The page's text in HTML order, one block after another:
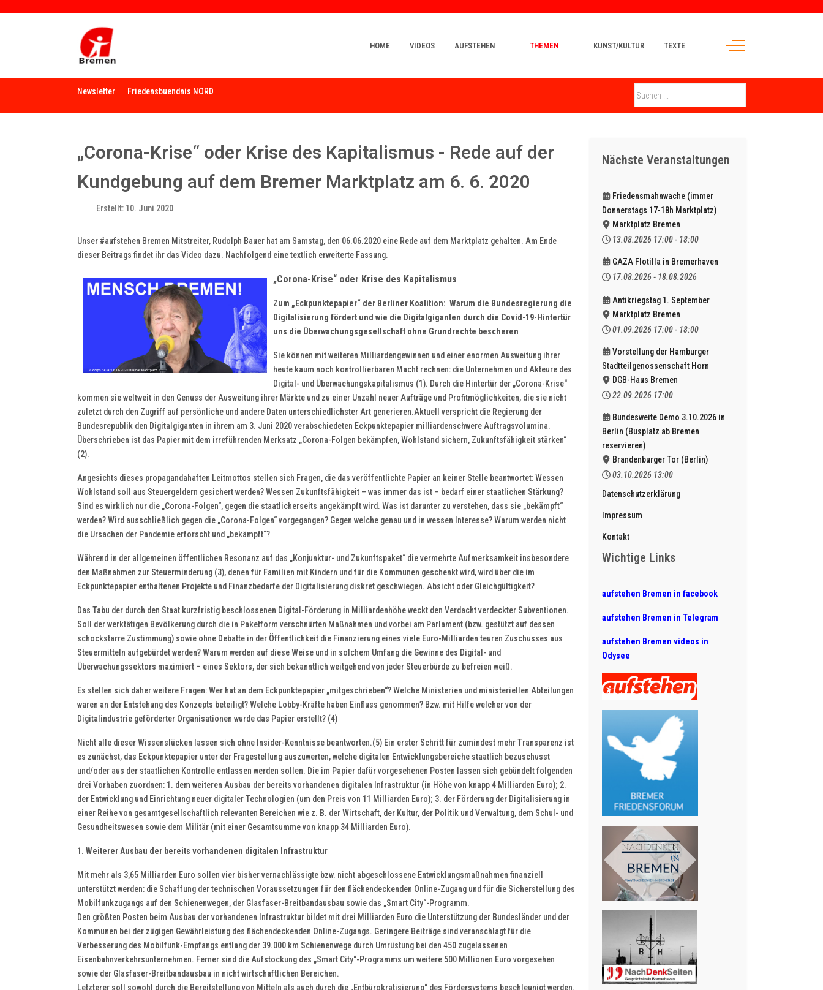
HOME VIDEOS AUFSTEHEN THEMEN KUNST/KULTUR TEXTE Off-Canvas Toggle
Newsletter Friedensbuendnis NORD
„Corona-Krise“ oder Krise des Kapitalismus - Rede auf der
Kundgebung auf dem Bremer Marktplatz am 6. 6. 2020
Erstellt: 10. Juni 2020
Unser #aufstehen Bremen Mitstreiter, Rudolph Bauer hat am Samstag, den 06.06.2020 eine Rede auf dem Marktplatz gehalten. Am Ende
dieser Beitrags findet ihr das Video dazu. Nachfolgend eine textlich erweiterte Fassung.
„Corona-Krise“ oder Krise des Kapitalismus
Zum „Eckpunktepapier“ der Berliner Koalition: Warum die Bundesregierung die
Digitalisierung fördert und wie die Digitalgiganten durch die Covid-19-Hintertür
uns die Überwachungsgesellschaft ohne Grundrechte bescheren
Sie können mit weiteren Milliardengewinnen und einer enormen Ausweitung ihrer
heute kaum noch kontrollierbaren Macht rechnen: die Unternehmen und Akteure des
Digital- und Überwachungskapitalismus (1). Durch die Hintertür der „Corona-Krise“
kommen sie weltweit in den Genuss der Ausweitung ihrer Märkte und zu einer Unzahl neuer Aufträge und Profitmöglichkeiten, die sie nicht
zuletzt durch den Zugriff auf persönliche und andere Daten unterschiedlichster Art generieren.Aktuell verspricht die Regierung der
Bundesrepublik den Digitalgiganten in ihrem am 3. Juni 2020 verabschiedeten Eckpunktepapier milliardenschwere Auftragsvolumina.
Überschrieben ist das Papier mit dem irreführenden Merksatz „Corona-Folgen bekämpfen, Wohlstand sichern, Zukunftsfähigkeit stärken“
(2).
Angesichts dieses propagandahaften Leitmottos stellen sich Fragen, die das veröffentlichte Papier an keiner Stelle beantwortet: Wessen
Wohlstand soll aus Steuergeldern gesichert werden? Wessen Zukunftsfähigkeit – was immer das ist – bedarf einer staatlichen Stärkung?
Sind es wirklich nur die „Corona-Folgen“, gegen die staatlicherseits angekämpft wird. Was ist darunter zu verstehen, dass sie „bekämpft“
werden? Wird ausschließlich gegen die „Corona-Folgen“ vorgegangen? Gegen welche genau und in wessen Interesse? Warum werden nicht
die Ursachen der Pandemie erforscht und „bekämpft“?
Während in der allgemeinen öffentlichen Resonanz auf das „Konjunktur- und Zukunftspaket“ die vermehrte Aufmerksamkeit insbesondere
den Maßnahmen zur Steuerminderung (3), denen für Familien mit Kindern und für die Kommunen geschenkt wird, wird über die im
Eckpunktepapier enthaltenen Projekte und Finanzbedarfe der Digitalisierung diskret geschwiegen. Absicht oder Gleichgültigkeit?
Das Tabu der durch den Staat kurzfristig beschlossenen Digital-Förderung in Milliardenhöhe weckt den Verdacht verdeckter Subventionen.
Soll der werktätigen Bevölkerung durch die in Paketform verschnürten Maßnahmen und vorbei am Parlament (bzw. gestützt auf dessen
schockstarre Zustimmung) sowie ohne Debatte in der Öffentlichkeit die Finanzierung eines viele Euro-Milliarden teuren Zuschusses aus
Steuermitteln aufgebürdet werden? Warum werden auf diese Weise und in solchem Umfang die Gewinne des Digital- und
Überwachungssektors maximiert – eines Sektors, der sich bekanntlich weitgehend von jeder Steuerbürde zu befreien weiß.
Es stellen sich daher weitere Fragen: Wer hat an dem Eckpunktepapier „mitgeschrieben“? Welche Ministerien und ministeriellen Abteilungen
waren an der Entstehung des Konzepts beteiligt? Welche Lobby-Kräfte haben Einfluss genommen? Bzw. mit Hilfe welcher von der
Digitalindustrie geförderter Organisationen wurde das Papier erstellt? (4)
Nicht alle dieser Wissenslücken lassen sich ohne Insider-Kenntnisse beantworten.(5) Ein erster Schritt für zumindest mehr Transparenz ist
es zunächst, das Eckpunktepapier unter der Fragestellung auszuwerten, welche digitalen Entwicklungsbereiche staatlich bezuschusst
und/oder aus der staatlichen Kontrolle entlassen werden sollen. Die im Papier dafür vorgesehenen Posten lassen sich gebündelt folgenden
drei Vorhaben zuordnen: 1. dem weiteren Ausbau der bereits vorhandenen digitalen Infrastruktur (in Höhe von knapp 4 Milliarden Euro); 2.
der Entwicklung und Einrichtung neuer digitaler Technologien (um den Preis von 11 Milliarden Euro); 3. der Förderung der Digitalisierung in
einer Reihe von gesamtgesellschaftlich relevanten Bereichen wie z. B. der Wirtschaft, der Kultur, der Politik und Verwaltung, dem Schul- und
Gesundheitswesen sowie dem Militär (mit einer Gesamtsumme von knapp 34 Milliarden Euro).
1. Weiterer Ausbau der bereits vorhandenen digitalen Infrastruktur
Mit mehr als 3,65 Milliarden Euro sollen vier bisher vernachlässigte bzw. nicht abgeschlossene Entwicklungsmaßnahmen finanziell
unterstützt werden: die Schaffung der technischen Voraussetzungen für den flächendeckenden Online-Zugang und für die Sicherstellung des
Mobilfunkzugangs auf den Schienenwegen, der Glasfaser-Breitbandausbau sowie das „Smart City“-Programm.
Den größten Posten beim Ausbau der vorhandenen Infrastruktur bildet mit drei Milliarden Euro die Unterstützung der Bundesländer und der
Kommunen bei der zügigen Gewährleistung des flächendeckenden Online-Zugangs. Geringere Beiträge sind veranschlagt für die
Verbesserung des Mobilfunk-Empfangs entlang der 39.000 km Schienenwege durch Umrüstung bei den 450 zugelassenen
Eisenbahnverkehrsunternehmen. Ferner sind die Aufstockung des „Smart City“-Programms um weitere 500 Millionen Euro vorgesehen
sowie der Glasfaser-Breitbandausbau in nicht wirtschaftlichen Bereichen.
Letzterer soll sowohl durch die Bereitstellung von Mitteln als auch durch die „Entbürokratisierung“ des Fördersystems beschleunigt werden.
Nächste Veranstaltungen
Friedensmahnwache (immer
Donnerstags 17-18h Marktplatz)
Marktplatz Bremen
13.08.2026 17:00- 18:00
GAZA Flotilla in Bremerhaven
17.08.2026 - 18.08.2026
Antikriegstag 1. September
Marktplatz Bremen
01.09.2026 17:00- 18:00
Vorstellung der Hamburger
Stadtteilgenossenschaft Horn
DGB-Haus Bremen
22.09.2026 17:00
Bundesweite Demo 3.10.2026 in
Berlin (Busplatz ab Bremen
reservieren)
Brandenburger Tor (Berlin)
03.10.2026 13:00
Datenschutzerklärung
Impressum
Kontakt
Wichtige Links
aufstehen Bremen in facebook
aufstehen Bremen in Telegram
aufstehen Bremen videos in
Odysee